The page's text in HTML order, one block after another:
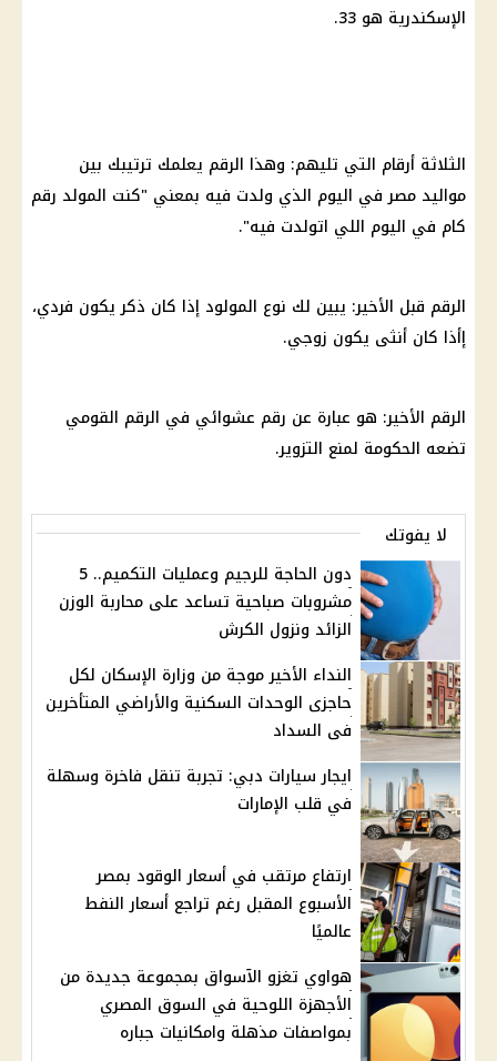
الإسكندرية هو 33.
الثلاثة أرقام التي تليهم: وهذا الرقم يعلمك ترتيبك بين
مواليد مصر في اليوم الذي ولدت فيه بمعني "كنت المولد رقم
كام في اليوم اللي اتولدت فيه".
الرقم قبل الأخير: يبين لك نوع المولود إذا كان ذكر يكون فردي،
إأذا كان أنثى يكون زوجي.
الرقم الأخير: هو عبارة عن رقم عشوائي في الرقم القومي
تضعه الحكومة لمنع التزوير.
لا يفوتك
دون الحاجة للرجيم وعمليات التكميم.. 5
مشروبات صباحية تساعد على محاربة الوزن
الزائد ونزول الكرش
النداء الأخير موجة من وزارة الإسكان لكل
حاجزى الوحدات السكنية والأراضي المتأخرين
فى السداد
ايجار سيارات دبي: تجربة تنقل فاخرة وسهلة
في قلب الإمارات
ارتفاع مرتقب في أسعار الوقود بمصر
الأسبوع المقبل رغم تراجع أسعار النفط
عالميًا
هواوي تغزو الآسواق بمجموعة جديدة من
الأجهزة اللوحية في السوق المصري
بمواصفات مذهلة وامكانيات جباره